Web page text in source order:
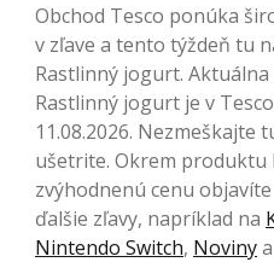
Obchod Tesco ponúka
v zľave a tento týždeň tu
Rastlinný jogurt.
Rastlinný jogurt je v
11.08.2026. Nezmeškajte
ušetrite. Okrem produktu
zvýhodnenú cenu
ďalšie zľavy, napríklad na
Nintendo Switch, Novinya